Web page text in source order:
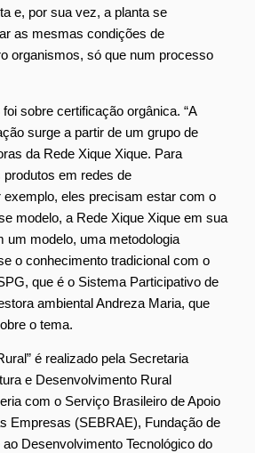
e, por sua vez, a planta se
as mesmas condições de
organismos, só que num processo
sobre certificação orgânica. “A
surge a partir de um grupo de
da Rede Xique Xique. Para
em redes de
eles precisam estar com o
modelo, a Rede Xique Xique em sua
um modelo, uma metodologia
o conhecimento tradicional com o
que é o Sistema Participativo de
ambiental Andreza Maria, que
o tema.
é realizado pela Secretaria
e Desenvolvimento Rural
com o Serviço Brasileiro de Apoio
Empresas (SEBRAE), Fundação de
Desenvolvimento Tecnológico do